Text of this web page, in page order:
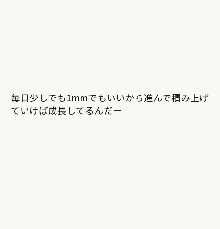
毎日少しでも1mmでもいいから進んで積み上げ
ていけば成長してるんだー